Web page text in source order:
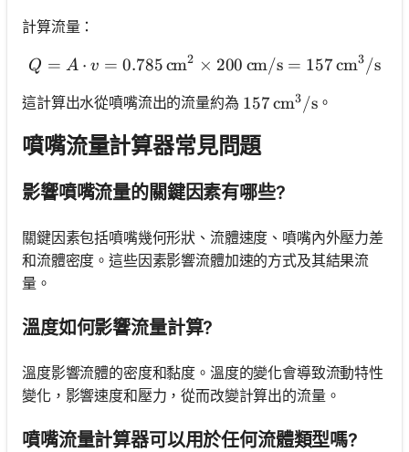
計算流量：
Q = A \cdot v = 0.785 \,
Q = A ⋅ v = 0.785cm2 × 200 cm/s = 157cm3 /s
這計算出水從噴嘴流出的流量約為 157 \, \text{cm}^3/
157cm3 /s。
噴嘴流量計算器常見問題
影響噴嘴流量的關鍵因素有哪些?
關鍵因素包括噴嘴幾何形狀、流體速度、噴嘴內外壓力差
和流體密度。這些因素影響流體加速的方式及其結果流
量。
溫度如何影響流量計算?
溫度影響流體的密度和黏度。溫度的變化會導致流動特性
變化，影響速度和壓力，從而改變計算出的流量。
噴嘴流量計算器可以用於任何流體類型嗎?